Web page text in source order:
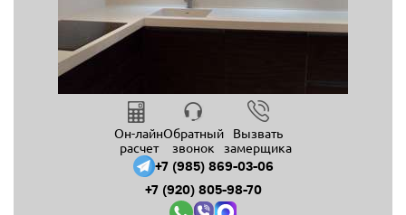
Он-лайн
расчет
Обратный
звонок
Вызвать
замерщика
+7 (985) 869-03-06
+7 (920) 805-98-70